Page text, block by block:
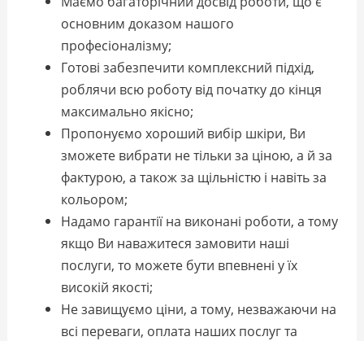
основним доказом нашого
професіоналізму;
Готові забезпечити комплексний підхід,
роблячи всю роботу від початку до кінця
максимально якісно;
Пропонуємо хороший вибір шкіри, Ви
зможете вибрати не тільки за ціною, а й за
фактурою, а також за щільністю і навіть за
кольором;
Надамо гарантії на виконані роботи, а тому
якщо Ви наважитеся замовити наші
послуги, то можете бути впевнені у їх
високій якості;
Не завищуємо ціни, а тому, незважаючи на
всі переваги, оплата наших послуг та